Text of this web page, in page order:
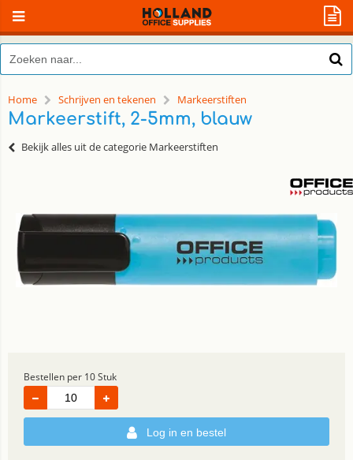
Home Schrijven en tekenen Markeerstiften
Markeerstift, 2-5mm, blauw
Bekijk alles uit de categorie Markeerstiften
Bestellen per 10 Stuk
Log in en bestel